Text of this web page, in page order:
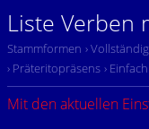
Liste Verben
Stammformen › Vollständig
› Präteritopräsens › Einfach
Mit den aktuellen